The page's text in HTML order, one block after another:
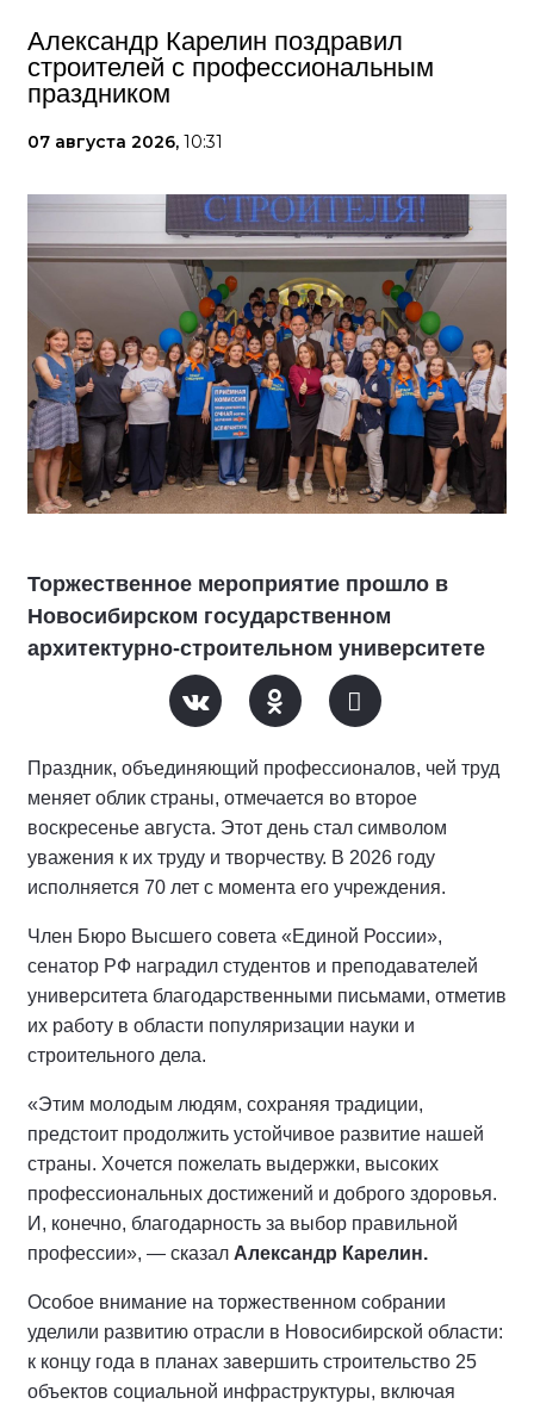
Александр Карелин поздравил
строителей с профессиональным
праздником
07 августа 2026, 10:31
Торжественное мероприятие прошло в
Новосибирском государственном
архитектурно-строительном университете
Праздник, объединяющий профессионалов, чей труд
меняет облик страны, отмечается во второе
воскресенье августа. Этот день стал символом
уважения к их труду и творчеству. В 2026 году
исполняется 70 лет с момента его учреждения.
Член Бюро Высшего совета «Единой России»,
сенатор РФ наградил студентов и преподавателей
университета благодарственными письмами, отметив
их работу в области популяризации науки и
строительного дела.
«Этим молодым людям, сохраняя традиции,
предстоит продолжить устойчивое развитие нашей
страны. Хочется пожелать выдержки, высоких
профессиональных достижений и доброго здоровья.
И, конечно, благодарность за выбор правильной
профессии», — сказал Александр Карелин.
Особое внимание на торжественном собрании
уделили развитию отрасли в Новосибирской области:
к концу года в планах завершить строительство 25
объектов социальной инфраструктуры, включая